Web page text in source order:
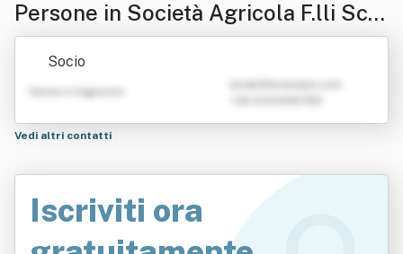
Persone in Società Agricola F.lli Scar
poni S.s.
Socio
Nome e Cognome
Vedi altri contatti
Iscriviti ora